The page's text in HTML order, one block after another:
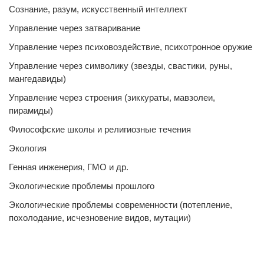
Сознание, разум, искусственный интеллект
Управление через затваривание
Управление через психовоздействие, психотронное оружие
Управление через символику (звезды, свастики, руны,
мангедавиды)
Управление через строения (зиккураты, мавзолеи,
пирамиды)
Философские школы и религиозные течения
Экология
Генная инженерия, ГМО и др.
Экологические проблемы прошлого
Экологические проблемы современности (потепление,
похолодание, исчезновение видов, мутации)